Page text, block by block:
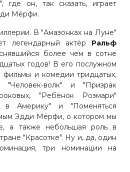
где он, так сказать, играет
Мёрфи.
В "Амазонках на Луне"
легендарный актёр Ральф
более чем в сотне
годов! В его послужном
фильмы и комедии тридцатых,
"Человек-волк" и "Призрак
"Ребёнок Розмари"
в Америку" и "Поменяться
Эдди Мёрфи, о котором мы
а также небольшая роль в
"Красотке". Ну и, да, один
три номинации на